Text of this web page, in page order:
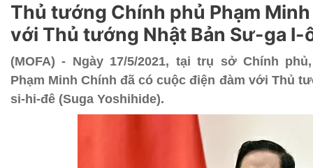
Thủ tướng Chính phủ Phạm
với Thủ tướng Nhật Bản Sư-ga
(MOFA) - Ngày 17/5/2021, tại trụ sở Chính
Phạm Minh Chính đã có cuộc điện đàm với Thủ
si-hi-đê (Suga Yoshihide).